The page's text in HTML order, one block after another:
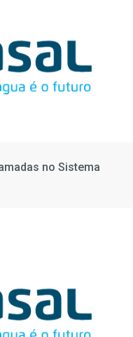
no Sistema